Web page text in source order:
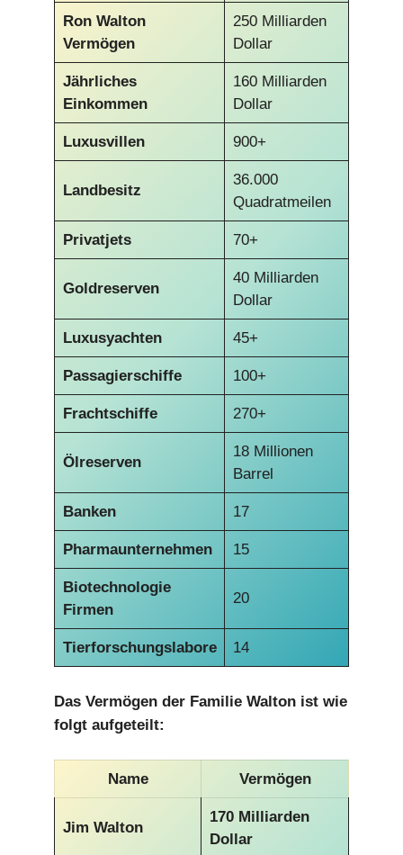
Ron Walton
Vermögen
250 Milliarden
Dollar
Jährliches
Einkommen
160 Milliarden
Dollar
Luxusvillen 900+
Landbesitz
36.000
Quadratmeilen
Privatjets 70+
Goldreserven
40 Milliarden
Dollar
Luxusyachten 45+
Passagierschiffe 100+
Frachtschiffe 270+
Ölreserven
18 Millionen
Barrel
Banken 17
Pharmaunternehmen 15
Biotechnologie
Firmen
20
Tierforschungslabore 14
Das Vermögen der Familie Walton ist wie
folgt aufgeteilt:
Name Vermögen
Jim Walton
170 Milliarden
Dollar